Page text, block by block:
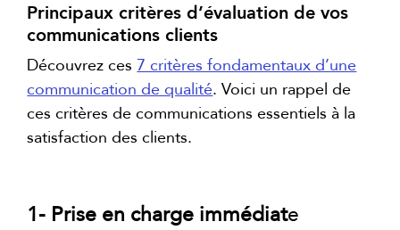
Principaux critères d’évaluation de vos
communications clients
Découvrez ces7 critères fondamentaux d’une
communication de qualité. Voici un rappel de
ces critères de communications essentiels à la
satisfaction des clients.
1- Prise en charge immédiate